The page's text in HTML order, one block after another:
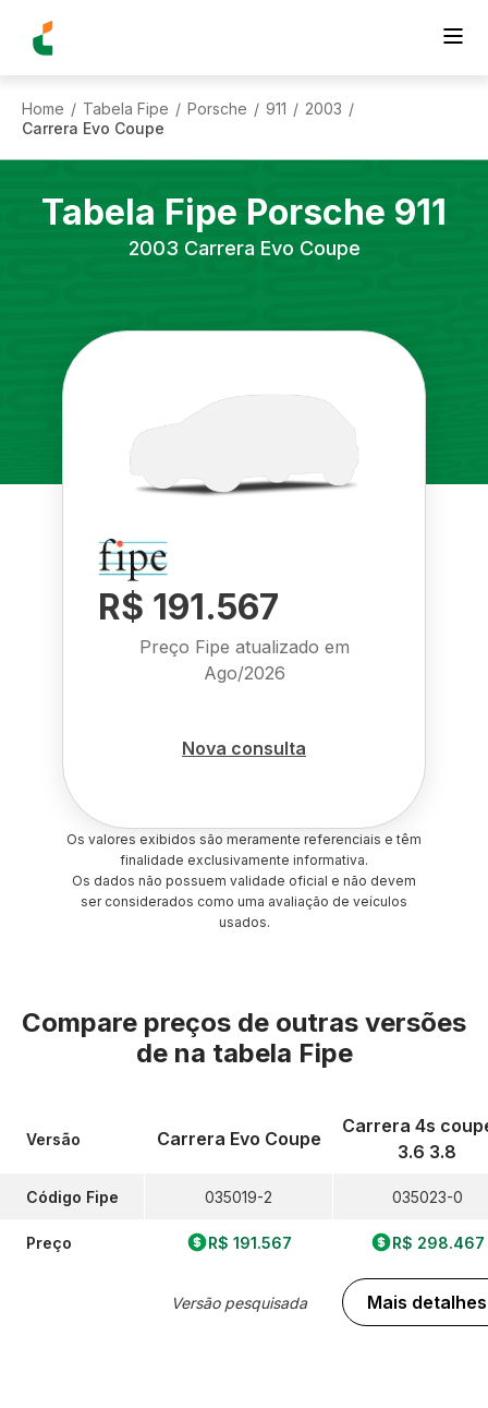
Home / Tabela Fipe / Porsche / 911 / 2003 /
Carrera Evo Coupe
Tabela Fipe Porsche 911
2003 Carrera Evo Coupe
R$ 191.567
Preço Fipe atualizado em
Ago/2026
Nova consulta
Os valores exibidos são meramente referenciais e têm
finalidade exclusivamente informativa.
Os dados não possuem validade oficial e não devem
ser considerados como uma avaliação de veículos
usados.
Compare preços de outras versões
de na tabela Fipe
Versão
Código Fipe
Preço
Carrera Evo Coupe
035019-2
R$ 191.567
Versão pesquisada
Carrera 4s
3.6 3.8
035023-0
R$ 298.467
Mais detalhes